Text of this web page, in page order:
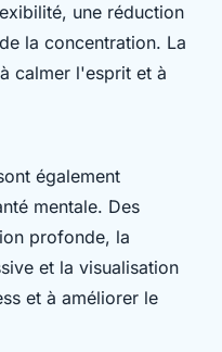
une réduction
la concentration. La
calmer l'esprit et à
également
mentale. Des
profonde, la
et la visualisation
et à améliorer le